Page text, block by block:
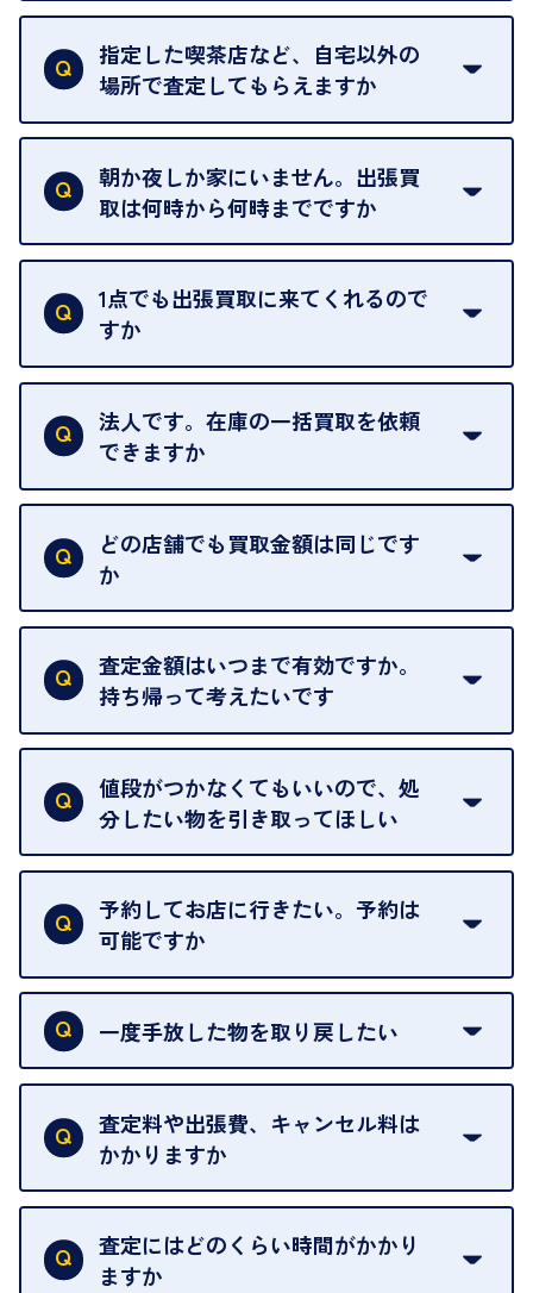
18歳未満の方は、保護者の同意があってもご利用い
ただけません。
指定した喫茶店など、自宅以外の
場所で査定してもらえますか
ご自宅以外での査定はお引き受けできません。ご指
定のお店や、ほかのお客様への迷惑となることが考
えられるためです。
朝か夜しか家にいません。出張買
取は何時から何時までですか
ご訪問可能時間は、10時から19時です。
ただし、お品物の種類や量によっては対応させてい
ただくことがあります。
1点でも出張買取に来てくれるので
すか
はい。1点でもお伺いします。
法人です。在庫の一括買取を依頼
できますか
はい。喜んで承ります。出張買取をご利用くださ
い。
ご指定の場所にお伺いします。
どの店舗でも買取金額は同じです
か
はい。全店舗一律です。
ただし、中古市場は日々変動するため、査定した日
によって査定額が変わることはございます。
査定金額はいつまで有効ですか。
持ち帰って考えたいです
査定額は当日限り有効です。
中古市場が日々変動するため、翌日には査定額が変
わることがございます。
値段がつかなくてもいいので、処
分したい物を引き取ってほしい
再販不可能な物は、場合によってはお断りすること
がございます。ご了承ください。
予約してお店に行きたい。予約は
可能ですか
申し訳ありませんが、現在はご来店の予約は承って
おりません。
を整えておりますので、お好きな時にお越しくださ
い。
お急ぎの場合はスタッフに一言お声がけください。
可能な限り、迅速に対応させていただきます。
一度手放した物を取り戻したい
当店は質店ではありませんので、買い取ったお品物
は基本的に販売へと回されます。買い戻しはできま
せんので、ご了承ください。
グオフが可能です。
契約破棄という形で、お品物をお戻しすることがで
きます。
査定料や出張費、キャンセル料は
かかりますか
一切いただいておりません。査定金額にご納得いた
だけない場合は、その場でお断りいただいても問題
ございません。お気軽にご相談ください。
査定にはどのくらい時間がかかり
ますか